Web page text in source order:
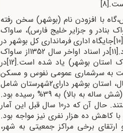
[8]
خلیج فارس،گاه با افزودن نام (بوشهر) سخن رفته
کل بنادر (ساواک بنادر و جزایر خلیج فارس)، ساواک
[10]جایگاه اداری فرمانداری کل بوشهر در
[11]
در اسناد اواخر سال 1352از ساواک
استان بوشهر) یاد شده است.[12]در
1355) مساحت استان نسبت به سرشماری عمومی نفوس و مسکن
(آبان ماه 1345) یعنی دوره فرمانداری کل تغییری نکرده بود. در این سال، استان بوشهر دارای2شهرستان شامل
ده بخش و 32 دهستان بود. در این سال میزان جمعیت باسواد استان (شش ساله به بالا) به 39% رسیده بود.
از 33 هزار جمعیت باسواد این استان، 12.551 نفر در روستاها می زیستند. حال آن که در10 سال قبل این آمار
کاهش ده هزار نفری نیز مواجه بود.
برخی مراکز جمعیتی به شهر،